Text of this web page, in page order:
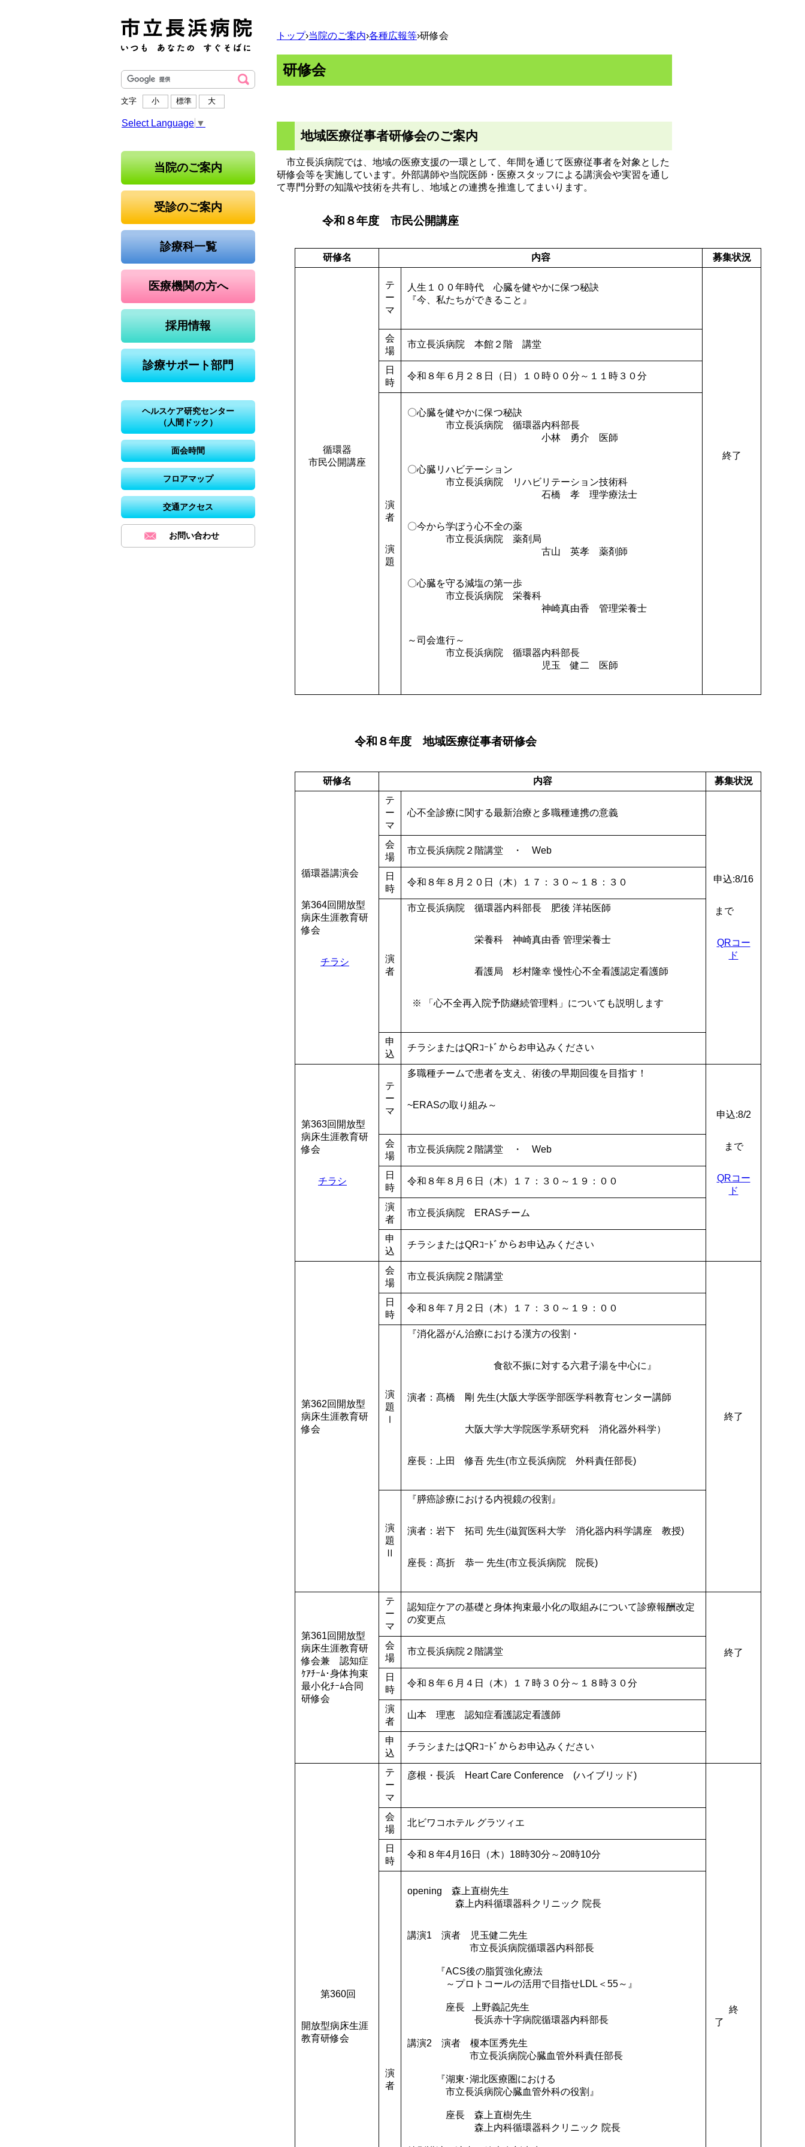
文字 小 標準 大
Select Language ▼
当院のご案内
受診のご案内
診療科一覧
医療機関の方へ
採用情報
診療サポート部門
ヘルスケア研究センター
（人間ドック）
面会時間
フロアマップ
交通アクセス
お問い合わせ
トップ›当院のご案内›各種広報等›研修会
研修会
地域医療従事者研修会のご案内
市立長浜病院では、地域の医療支援の一環として、年間を通じて医療従事者を対象とした
研修会等を実施しています。外部講師や当院医師・医療スタッフによる講演会や実習を通し
て専門分野の知識や技術を共有し、地域との連携を推進してまいります。
令和８年度 市民公開講座
研修名 内容 募集状況
循環器
市民公開講座
テ
ー
マ
人生１００年時代 心臓を健やかに保つ秘訣
『今、私たちができること』
終了
会
場
市立長浜病院 本館２階 講堂
日
時
令和８年６月２８日（日）１０時００分～１１時３０分
演
者
演
題
〇心臓を健やかに保つ秘訣
市立長浜病院 循環器内科部長
小林 勇介 医師
〇心臓リハビテーション
市立長浜病院 リハビリテーション技術科
石橋 孝 理学療法士
〇今から学ぼう心不全の薬
市立長浜病院 薬剤局
古山 英孝 薬剤師
〇心臓を守る減塩の第一歩
市立長浜病院 栄養科
神崎真由香 管理栄養士
～司会進行～
市立長浜病院 循環器内科部長
児玉 健二 医師
令和８年度 地域医療従事者研修会
研修名 内容 募集状況
循環器講演会
第364回開放型
病床生涯教育研
修会
チラシ
テ
ー
マ
心不全診療に関する最新治療と多職種連携の意義
申込:8/16
まで
QRコー
ド
会
場
市立長浜病院２階講堂 ・ Web
日
時
令和８年８月２０日（木）１７：３０～１８：３０
演
者
市立長浜病院 循環器内科部長 肥後 洋祐医師
栄養科 神崎真由香 管理栄養士
看護局 杉村隆幸 慢性心不全看護認定看護師
※ 「心不全再入院予防継続管理料」についても説明します
申
込
チラシまたはQRｺｰﾄﾞからお申込みください
第363回開放型
病床生涯教育研
修会
チラシ
テ
ー
マ
多職種チームで患者を支え、術後の早期回復を目指す！
~ERASの取り組み～
申込:8/2
まで
QRコー
ド
会
場
市立長浜病院２階講堂 ・ Web
日
時
令和８年８月６日（木）１７：３０～１９：００
演
者
市立長浜病院 ERASチーム
申
込
チラシまたはQRｺｰﾄﾞからお申込みください
第362回開放型
病床生涯教育研
修会
会
場
市立長浜病院２階講堂
終了
日
時
令和８年７月２日（木）１７：３０～１９：００
演
題
Ⅰ
『消化器がん治療における漢方の役割・
食欲不振に対する六君子湯を中心に』
演者：髙橋 剛 先生(大阪大学医学部医学科教育センター講師
大阪大学大学院医学系研究科 消化器外科学）
座長：上田 修吾 先生(市立長浜病院 外科責任部長)
演
題
Ⅱ
『膵癌診療における内視鏡の役割』
演者：岩下 拓司 先生(滋賀医科大学 消化器内科学講座 教授)
座長：髙折 恭一 先生(市立長浜病院 院長)
第361回開放型
病床生涯教育研
修会兼 認知症
ｹｱﾁｰﾑ･身体拘束
最小化ﾁｰﾑ合同
研修会
テ
ー
マ
認知症ケアの基礎と身体拘束最小化の取組みについて診療報酬改定
の変更点
終了
会
場
市立長浜病院２階講堂
日
時
令和８年６月４日（木）１７時３０分～１８時３０分
演
者
山本 理恵 認知症看護認定看護師
申
込
チラシまたはQRｺｰﾄﾞからお申込みください
第360回
開放型病床生涯
教育研修会
テ
ー
マ
彦根・長浜 Heart Care Conference (ハイブリッド)
終
了
会
場
北ビワコホテル グラツィエ
日
時
令和８年4月16日（木）18時30分～20時10分
演
者
opening 森上直樹先生
森上内科循環器科クリニック 院長
講演1 演者 児玉健二先生
市立長浜病院循環器内科部長
『ACS後の脂質強化療法
～プロトコールの活用で目指せLDL＜55～』
座長 上野義記先生
長浜赤十字病院循環器内科部長
講演2 演者 榎本匡秀先生
市立長浜病院心臓血管外科責任部長
『湖東･湖北医療圏における
市立長浜病院心臓血管外科の役割』
座長 森上直樹先生
森上内科循環器科クリニック 院長